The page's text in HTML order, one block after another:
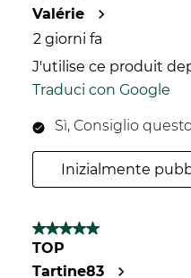
Valérie
2 giorni fa
J'utilise ce produit
Traduci con Google
Sì, Consiglio
Inizialmente
5 su 5 stelle.
TOP
Tartine83